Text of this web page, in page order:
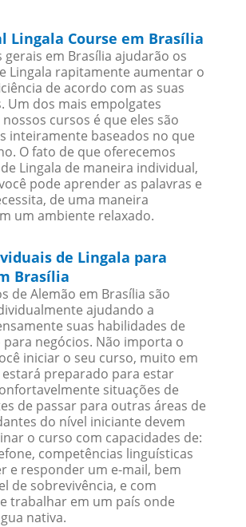
Lingala Course em Brasília
gerais em Brasília ajudarão os
Lingala rapitamente aumentar o
de acordo com as suas
Um dos mais empolgates
cursos é que eles são
inteiramente baseados no que
O fato de que oferecemos
Lingala de maneira individual,
pode aprender as palavras e
de uma maneira
um ambiente relaxado.
de Lingala para
Brasília
de Alemão em Brasília são
ajudando a
suas habilidades de
negócios. Não importa o
iniciar o seu curso, muito em
estará preparado para estar
situações de
de passar para outras áreas de
do nível iniciante devem
o curso com capacidades de:
competências linguísticas
e responder um e-mail, bem
de sobrevivência, e com
trabalhar em um país onde
nativa.